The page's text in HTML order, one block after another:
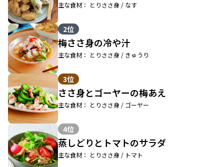
主な食材： とりささ身 / なす
2位
梅ささ身の冷や汁
主な食材： とりささ身 / きゅうり
3位
ささ身とゴーヤーの梅あえ
主な食材： とりささ身 / ゴーヤー
4位
蒸しどりとトマトのサラダ
主な食材： とりささ身 / トマト